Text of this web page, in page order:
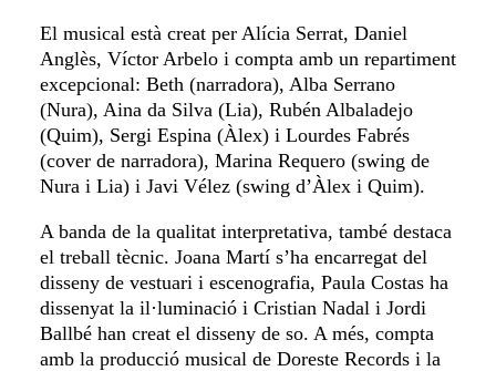
El musical està creat per Alícia Serrat, Daniel
Anglès, Víctor Arbelo i compta amb un repartiment
excepcional: Beth (narradora), Alba Serrano
(Nura), Aina da Silva (Lia), Rubén Albaladejo
(Quim), Sergi Espina (Àlex) i Lourdes Fabrés
(cover de narradora), Marina Requero (swing de
Nura i Lia) i Javi Vélez (swing d’Àlex i Quim).
A banda de la qualitat interpretativa, també destaca
el treball tècnic. Joana Martí s’ha encarregat del
disseny de vestuari i escenografia, Paula Costas ha
dissenyat la il·luminació i Cristian Nadal i Jordi
Ballbé han creat el disseny de so. A més, compta
amb la producció musical de Doreste Records i la